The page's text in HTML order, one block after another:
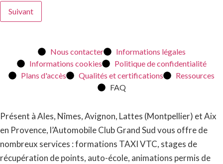
Suivant
Nous contacter
Informations légales
Informations cookies
Politique de confidentialité
Plans d'accès
Qualités et certifications
Ressources
FAQ
Présent à Ales, Nîmes, Avignon, Lattes (Montpellier) et Aix
en Provence, l’Automobile Club Grand Sud vous offre de
nombreux services : formations TAXI VTC, stages de
récupération de points, auto-école, animations permis de